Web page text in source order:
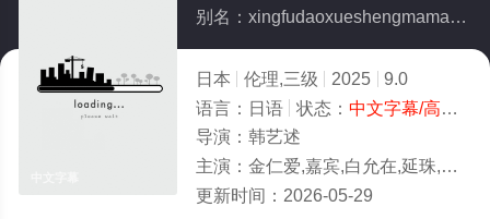
别名：xingfudaoxueshengmamanvxueshengnanxuesheng
日本 伦理,三级 2025
9.0
语言： 日语 状态： 中文字幕/高清
导演： 韩艺述
主演： 金仁爱,嘉宾,白允在,延珠,闵道允,申俊贤,姜民宇,尹康
更新时间： 2026-05-29